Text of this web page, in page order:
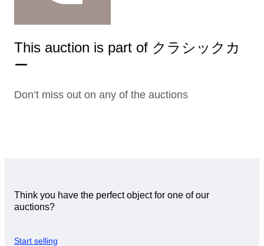
This auction is part of クラシックカ
ー
Don’t miss out on any of the auctions
Think you have the perfect object for one of our
auctions?
Start selling